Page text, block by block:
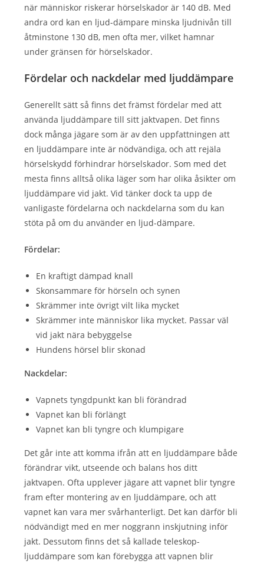
när människor riskerar hörselskador är 140 dB. Med
andra ord kan en ljud-dämpare minska ljudnivån till
åtminstone 130 dB, men ofta mer, vilket hamnar
under gränsen för hörselskador.
Fördelar och nackdelar med ljuddämpare
Generellt sätt så finns det främst fördelar med att
använda ljuddämpare till sitt jaktvapen. Det finns
dock många jägare som är av den uppfattningen att
en ljuddämpare inte är nödvändiga, och att rejäla
hörselskydd förhindrar hörselskador. Som med det
mesta finns alltså olika läger som har olika åsikter om
ljuddämpare vid jakt. Vid tänker dock ta upp de
vanligaste fördelarna och nackdelarna som du kan
stöta på om du använder en ljud-dämpare.
Fördelar:
En kraftigt dämpad knall
Skonsammare för hörseln och synen
Skrämmer inte övrigt vilt lika mycket
Skrämmer inte människor lika mycket. Passar väl
vid jakt nära bebyggelse
Hundens hörsel blir skonad
Nackdelar:
Vapnets tyngdpunkt kan bli förändrad
Vapnet kan bli förlängt
Vapnet kan bli tyngre och klumpigare
Det går inte att komma ifrån att en ljuddämpare både
förändrar vikt, utseende och balans hos ditt
jaktvapen. Ofta upplever jägare att vapnet blir tyngre
fram efter montering av en ljuddämpare, och att
vapnet kan vara mer svårhanterligt. Det kan därför bli
nödvändigt med en mer noggrann inskjutning inför
jakt. Dessutom finns det så kallade teleskop-
ljuddämpare som kan förebygga att vapnen blir